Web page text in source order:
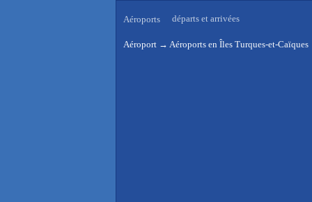
Aéroports départs et arrivées
Aéroport → Aéroports en Îles Turques-et-Caïques